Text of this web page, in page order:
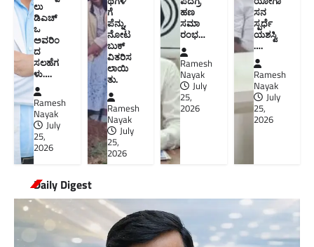
ಲು
ಡಿಎಚ್‌
ಒ
ಅವರಿಂ
ದ
ಸಲಹೆಗ
ಳು….
Ramesh
Nayak
July
25,
2026
ಗೆ
ಪೆನ್ನು,
ನೋಟ
ಬುಕ್
ವಿತರಿಸ
ಲಾಯಿ
ತು.
Ramesh
Nayak
July
25,
2026
ಹಣ
ಸಮಾ
ರಂಭ…
Ramesh
Nayak
July
25,
2026
ಸನ
ಸ್ಪರ್ಧೆ
ಯಶಸ್ವಿ
….
Ramesh
Nayak
July
25,
2026
Daily Digest